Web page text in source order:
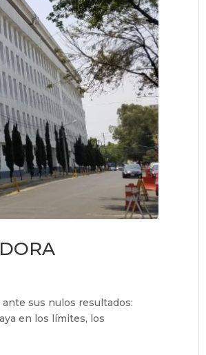
ante sus nulos resultados:
en los límites, los